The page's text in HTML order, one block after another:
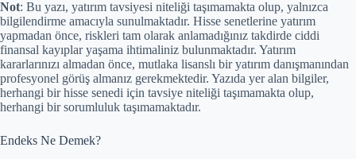
Not: Bu yazı, yatırım tavsiyesi niteliği taşımamakta olup, yalnızca
bilgilendirme amacıyla sunulmaktadır. Hisse senetlerine yatırım
yapmadan önce, riskleri tam olarak anlamadığınız takdirde ciddi
finansal kayıplar yaşama ihtimaliniz bulunmaktadır. Yatırım
kararlarınızı almadan önce, mutlaka lisanslı bir yatırım danışmanından
profesyonel görüş almanız gerekmektedir. Yazıda yer alan bilgiler,
herhangi bir hisse senedi için tavsiye niteliği taşımamakta olup,
herhangi bir sorumluluk taşımamaktadır.
Endeks Ne Demek?